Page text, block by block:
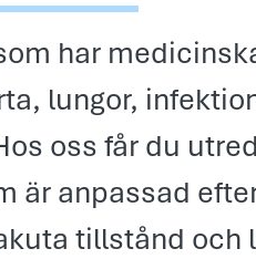
har
lungor,
oss får du
är anpassad
tillstånd och